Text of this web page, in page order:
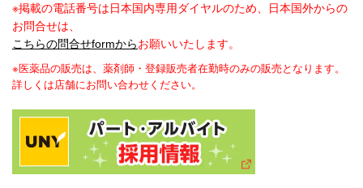
※掲載の電話番号は日本国内専用ダイヤルのため、日本国外からの
お問合せは、
こちらの問合せformからお願いいたします。
※医薬品の販売は、薬剤師・登録販売者在勤時のみの販売となります。
詳しくは店舗にお問い合わせください。